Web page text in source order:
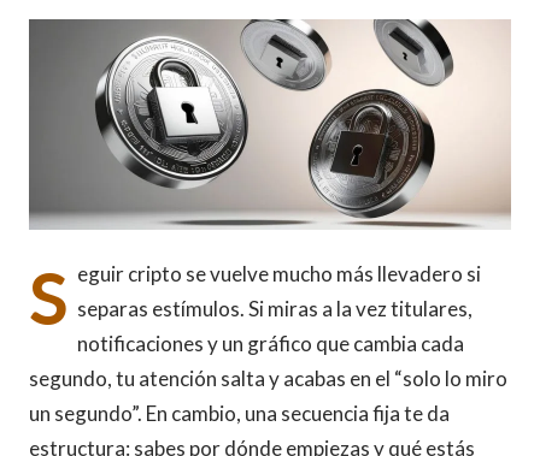
S eguir cripto se vuelve mucho más llevadero si
separas estímulos. Si miras a la vez titulares,
notificaciones y un gráfico que cambia cada
segundo, tu atención salta y acabas en el “solo lo miro
un segundo”. En cambio, una secuencia fija te da
estructura: sabes por dónde empiezas y qué estás